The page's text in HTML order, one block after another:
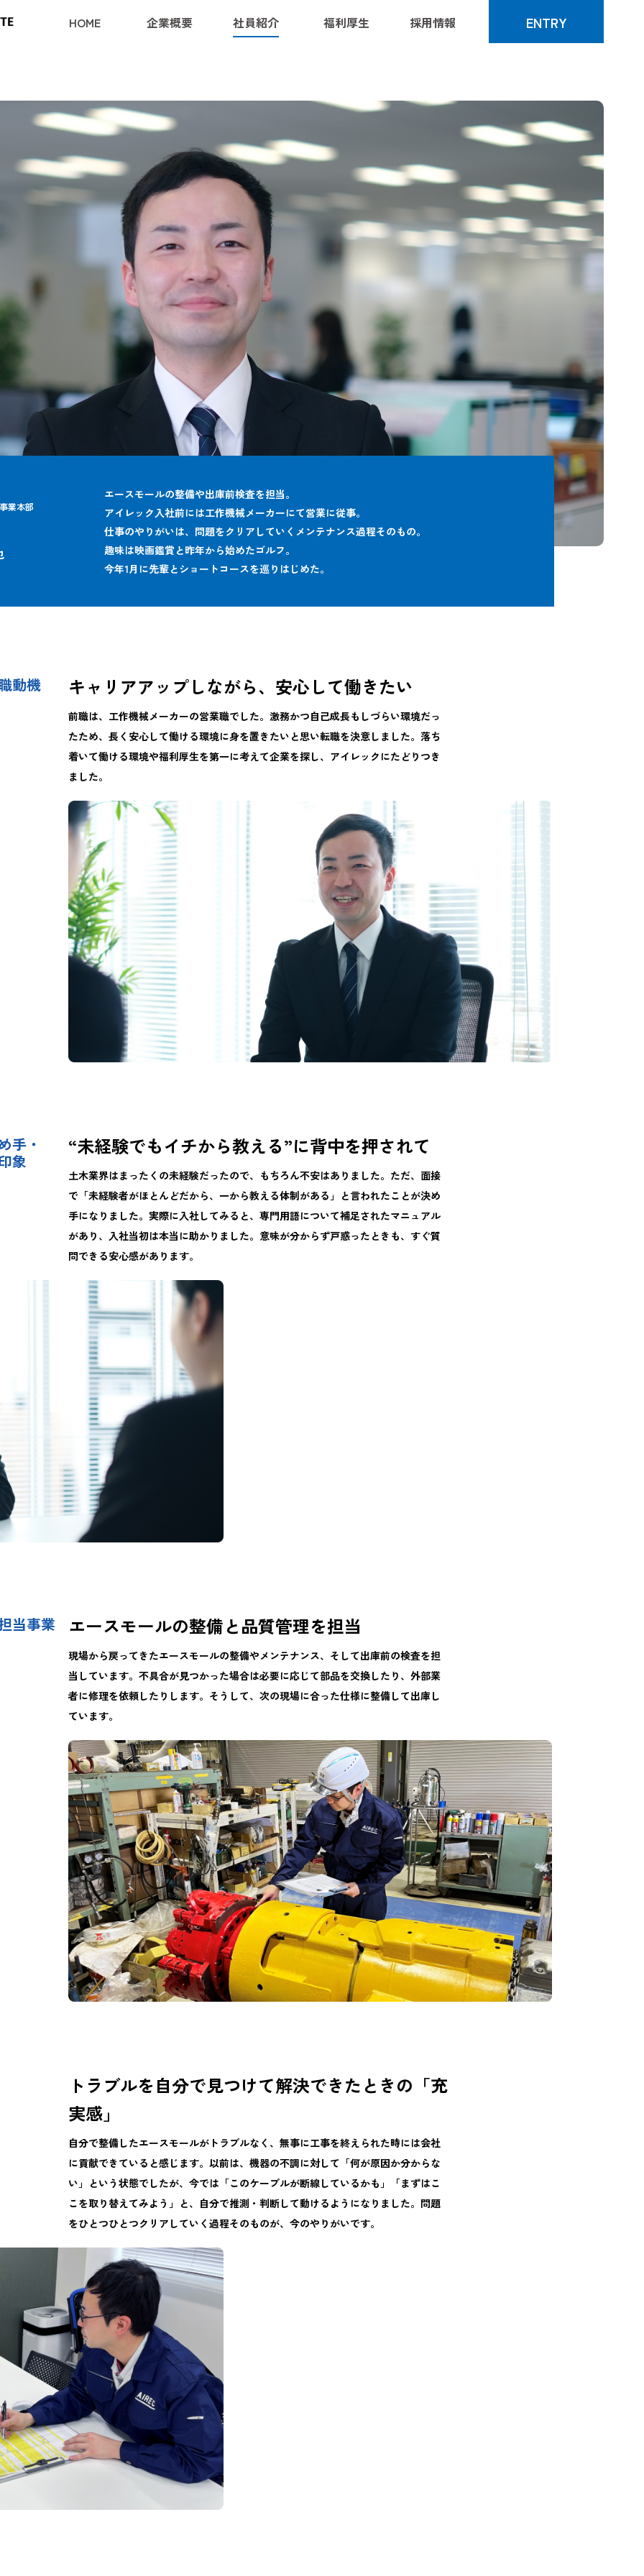
HOME 企業概要 社員紹介 福利厚生 採用情報 ENTRY
業本部
エースモールの整備や出庫前検査を担当。
アイレック入社前には工作機械メーカーにて営業に従事。
仕事のやりがいは、問題をクリアしていくメンテナンス過程そのもの。
趣味は映画鑑賞と昨年から始めたゴルフ。
今年1月に先輩とショートコースを巡りはじめた。
動機 キャリアアップしながら、安心して働きたい
前職は、工作機械メーカーの営業職でした。激務かつ自己成長もしづらい環境だっ
たため、長く安心して働ける環境に身を置きたいと思い転職を決意しました。落ち
着いて働ける環境や福利厚生を第一に考えて企業を探し、アイレックにたどりつき
ました。
手・
象
“未経験でもイチから教える”に背中を押されて
土木業界はまったくの未経験だったので、もちろん不安はありました。ただ、面接
で「未経験者がほとんどだから、一から教える体制がある」と言われたことが決め
手になりました。実際に入社してみると、専門用語について補足されたマニュアル
があり、入社当初は本当に助かりました。意味が分からず戸惑ったときも、すぐ質
問できる安心感があります。
当事業 エースモールの整備と品質管理を担当
現場から戻ってきたエースモールの整備やメンテナンス、そして出庫前の検査を担
当しています。不具合が見つかった場合は必要に応じて部品を交換したり、外部業
者に修理を依頼したりします。そうして、次の現場に合った仕様に整備して出庫し
ています。
トラブルを自分で見つけて解決できたときの「充
実感」
自分で整備したエースモールがトラブルなく、無事に工事を終えられた時には会社
に貢献できていると感じます。以前は、機器の不調に対して「何が原因か分からな
い」という状態でしたが、今では「このケーブルが断線しているかも」「まずはこ
こを取り替えてみよう」と、自分で推測・判断して動けるようになりました。問題
をひとつひとつクリアしていく過程そのものが、今のやりがいです。